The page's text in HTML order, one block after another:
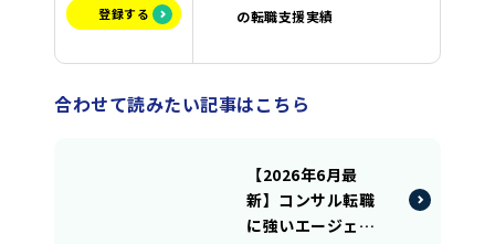
登録する
の転職支援実績
合わせて読みたい記事はこちら
【2026年6月最
新】コンサル転職
に強いエージェン